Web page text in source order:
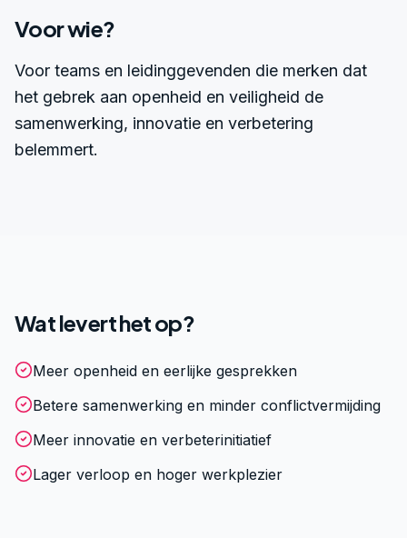
Voor wie?
Voor teams en leidinggevenden die merken dat
het gebrek aan openheid en veiligheid de
samenwerking, innovatie en verbetering
belemmert.
Wat levert het op?
Meer openheid en eerlijke gesprekken
Betere samenwerking en minder conflictvermijding
Meer innovatie en verbeterinitiatief
Lager verloop en hoger werkplezier